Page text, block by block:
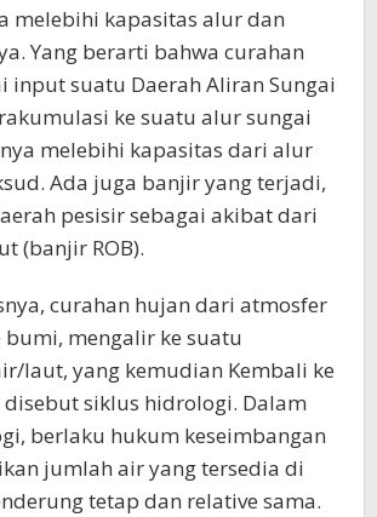
melebihi kapasitas alur dan
Yang berarti bahwa curahan
input suatu Daerah Aliran Sungai
ke suatu alur sungai
melebihi kapasitas dari alur
Ada juga banjir yang terjadi,
pesisir sebagai akibat dari
(banjir ROB).
curahan hujan dari atmosfer
mengalir ke suatu
laut, yang kemudian Kembali ke
siklus hidrologi. Dalam
berlaku hukum keseimbangan
jumlah air yang tersedia di
tetap dan relative sama.